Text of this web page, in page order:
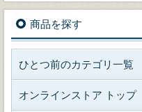
商品を探す
ひとつ前のカテゴリ一覧
オンラインストア トップ